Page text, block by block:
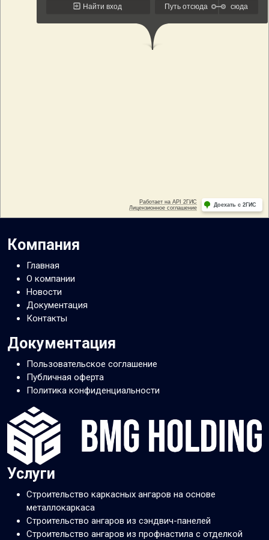
Компания
Главная
О компании
Новости
Документация
Контакты
Документация
Пользовательское соглашение
Публичная оферта
Политика конфиденциальности
Услуги
Строительство каркасных ангаров на основе
металлокаркаса
Строительство ангаров из сэндвич-панелей
Строительство ангаров из профнастила с отделкой